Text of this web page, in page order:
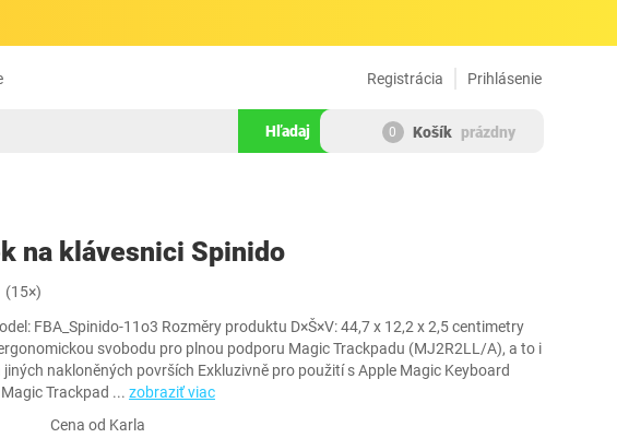
Prihlásenie
Registrácia
Hľadaj 0 Košík prázdny
na klávesnici Spinido
(15×)
FBA_Spinido-11o3 Rozměry produktu D×Š×V: 44,7 x 12,2 x 2,5 centimetry
svobodu pro plnou podporu Magic Trackpadu (MJ2R2LL/A), a to i
jiných nakloněných površích Exkluzivně pro použití s Apple Magic Keyboard
Trackpad ... zobraziť viac
Cena od Karla